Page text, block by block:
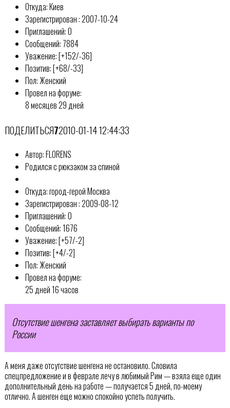
Откуда: Киев
Зарегистрирован : 2007-10-24
Приглашений: 0
Сообщений: 7884
Уважение: [+152/-36]
Позитив: [+68/-33]
Пол: Женский
Провел на форуме:
8 месяцев 29 дней
ПОДЕЛИТЬСЯ72010-01-14 12:44:33
Автор: FLORENS
Родился с рюкзаком за спиной
Откуда: город-герой Москва
Зарегистрирован : 2009-08-12
Приглашений: 0
Сообщений: 1676
Уважение: [+57/-2]
Позитив: [+4/-2]
Пол: Женский
Провел на форуме:
25 дней 16 часов
Отсутствие шенгена заставляет выбирать варианты по
России
А меня даже отсутствие шенгена не остановило. Словила
спецпредложение и в феврале лечу в любимый Рим — взяла еще один
дополнительный день на работе — получается 5 дней, по-моему
отлично. А шенген еще можно спокойно успеть получить.